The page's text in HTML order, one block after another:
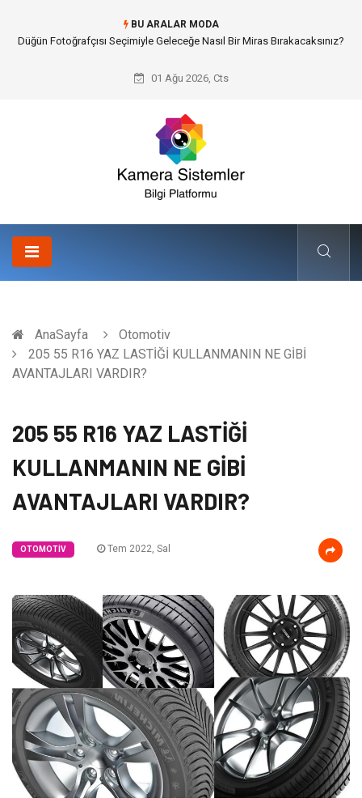
BU ARALAR MODA
Edremit Satılık Müstakil Ev Hayalimi Nasıl Gerçeğe Dönüştürdüm?
01 Ağu 2026, Cts
AnaSayfa
Otomotiv
205 55 R16 YAZ LASTİĞİ KULLANMANIN NE GİBİ
AVANTAJLARI VARDIR?
205 55 R16 YAZ LASTİĞİ
KULLANMANIN NE GİBİ
AVANTAJLARI VARDIR?
OTOMOTIV Tem 2022, Sal